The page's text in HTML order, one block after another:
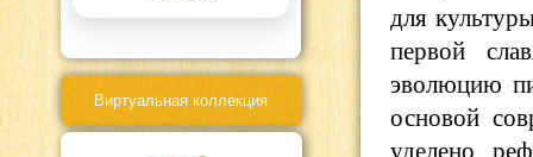
Виртуальная коллекция
для
первой
эволюцию
основой
уделено